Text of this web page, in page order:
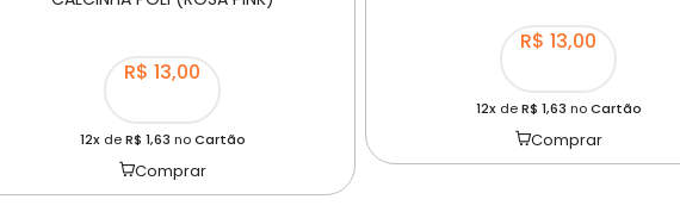
R$ 13,00
12xdeR$ 1,63 noCartão
Comprar
R$ 13,00
12xdeR$ 1,63 noCartão
Comprar